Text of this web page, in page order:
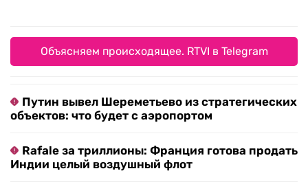
Объясняем происходящее. RTVI в Telegram
Путин вывел Шереметьево из стратегических
объектов: что будет с аэропортом
Rafale за триллионы: Франция готова продать
Индии целый воздушный флот